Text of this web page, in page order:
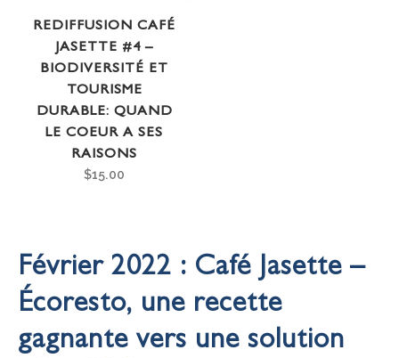
REDIFFUSION CAFÉ
JASETTE #4 –
BIODIVERSITÉ ET
TOURISME
DURABLE: QUAND
LE COEUR A SES
RAISONS
$15.00
Février 2022 : Café Jasette –
Écoresto, une recette
gagnante vers une solution